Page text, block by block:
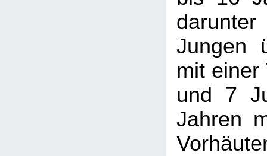
Jungen
mit einer
und 7
Jahren